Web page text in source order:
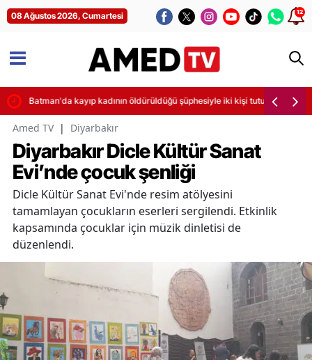
08 Ağustos 2026, Cumartesi 12
Batman'da kayıp kadının öldürüldüğü şüphesiyle iki kişi tutuklandı
Amed TV | Diyarbakır
Diyarbakır Dicle Kültür Sanat
Evi’nde çocuk şenliği
Dicle Kültür Sanat Evi'nde resim atölyesini
tamamlayan çocukların eserleri sergilendi. Etkinlik
kapsamında çocuklar için müzik dinletisi de
düzenlendi.